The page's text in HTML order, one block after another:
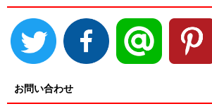
お問い合わせ